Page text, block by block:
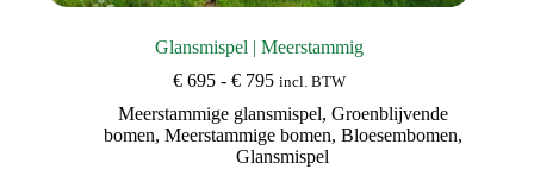
Glansmispel | Meerstammig
€695 - €795Prijsklasse:
tot
€ 795
incl. BTW
Meerstammige glansmispel, Groenblijvende
bomen, Meerstammige bomen, Bloesembomen,
Glansmispel